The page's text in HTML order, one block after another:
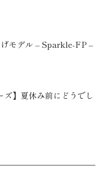
モデル – Sparkle-FP –
ズ】夏休み前にどうでし